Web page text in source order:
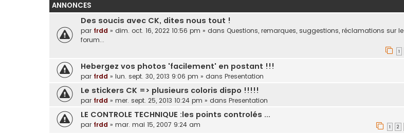
ANNONCES
Des soucis avec CK, dites nous tout !
par frdd » dim. oct. 16, 2022 10:56 pm » dans Questions, remarques, suggestions, réclamations sur le
forum...
1
Hebergez vos photos 'facilement' en postant !!!
par frdd » lun. sept. 30, 2013 9:06 pm » dans Presentation
Le stickers CK => plusieurs coloris dispo !!!!!
par frdd » mer. sept. 25, 2013 10:24 pm » dans Presentation
LE CONTROLE TECHNIQUE :les points controlés ...
par frdd » mar. mai 15, 2007 9:24 am 1 2